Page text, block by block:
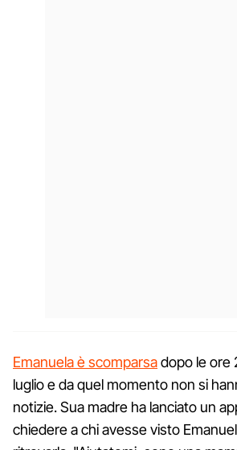
Emanuela è scomparsadopo le ore
luglio e da quel momento non si
notizie. Sua madre ha lanciato un
chiedere a chi avesse visto